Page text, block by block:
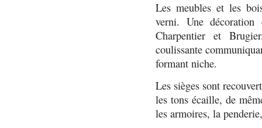
Les meubles et les
verni. Une
Charpentier et
coulissante
formant niche.
Les sièges sont
les tons écaille, de
les armoires, la